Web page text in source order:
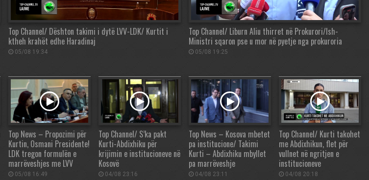
Top Channel/ Dështon takimi i dytë LVV-LDK/ Kurtit i
ktheh krahët edhe Haradinaj
05/08 19:34
Top Channel/ Liburn Aliu thirret në Prokurori/Ish-
Ministri sqaron pse u mor në pyetje nga prokuroria
05/08 19:25
Top News – Propozimi për
Kurtin, Osmani Presidente!
LDK tregon formulën e
marrëveshjes me LVV
05/08 16:49
Top Channel/ S’ka pakt
Kurti-Abdixhiku për
krijimin e institucioneve në
Kosovë
04/08 23:16
Top News – Kosova mbetet
pa institucione/ Takimi
Kurti – Abdixhiku mbyllet
pa marrëveshje
04/08 23:11
Top Channel/ Kurti takohet
me Abdixhikun, flet për
vullnet në ngritjen e
institucioneve
04/08 20:18